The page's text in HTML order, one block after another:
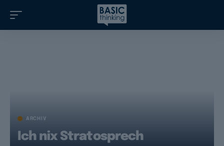
ARCHIV
Ich nix Stratosprech